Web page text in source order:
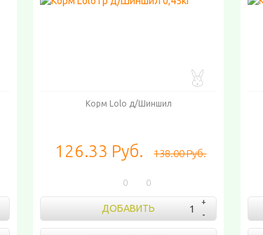
Корм Lolo д/Шиншил
126.33 Руб. 138.00 Руб.
0 0
ДОБАВИТЬ